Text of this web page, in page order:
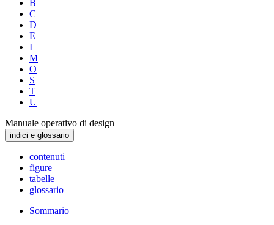
B
C
D
E
I
M
O
S
T
U
Manuale operativo di design
indici e glossario
contenuti
figure
tabelle
glossario
Sommario